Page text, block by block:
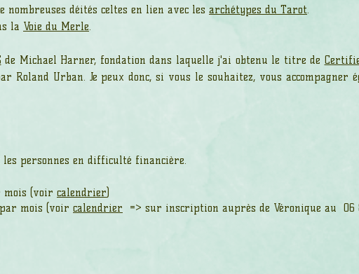
nombreuses déités celtes en lien avec les archétypes du Tarot.
la Voie du Merle.
de Michael Harner, fondation dans laquelle j'ai obtenu le titre de
Urban. Je peux donc, si vous le souhaitez, vous accompagner
personnes en difficulté financière.
(voir calendrier)
mois (voir calendrier => sur inscription auprès de Véronique au 06